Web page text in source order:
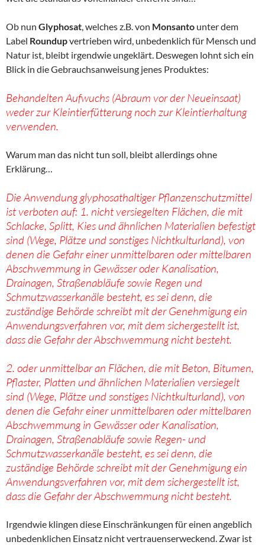
Ob nun Glyphosat, welches z.B. von Monsanto unter dem
Label Roundupvertrieben wird, unbedenklich für Mensch und
Natur ist, bleibt irgendwie ungeklärt. Deswegen lohnt sich ein
Blick in die Gebrauchsanweisung jenes Produktes:
Behandelten Aufwuchs (Abraum vor der Neueinsaat)
weder zur Kleintierfütterung noch zur Kleintierhaltung
verwenden.
Warum man das nicht tun soll, bleibt allerdings ohne
Erklärung…
Die Anwendung glyphosathaltiger Pflanzenschutzmittel
ist verboten auf: 1. nicht versiegelten Flächen, die mit
Schlacke, Splitt, Kies und ähnlichen Materialien befestigt
sind (Wege, Plätze und sonstiges Nichtkulturland), von
denen die Gefahr einer unmittelbaren oder mittelbaren
Abschwemmung in Gewässer oder Kanalisation,
Drainagen, Straßenabläufe sowie Regen und
Schmutzwasserkanäle besteht, es sei denn, die
zuständige Behörde schreibt mit der Genehmigung ein
Anwendungsverfahren vor, mit dem sichergestellt ist,
dass die Gefahr der Abschwemmung nicht besteht.
2. oder unmittelbar an Flächen, die mit Beton, Bitumen,
Pflaster, Platten und ähnlichen Materialien versiegelt
sind (Wege, Plätze und sonstiges Nichtkulturland), von
denen die Gefahr einer unmittelbaren oder mittelbaren
Abschwemmung in Gewässer oder Kanalisation,
Drainagen, Straßenabläufe sowie Regen- und
Schmutzwasserkanäle besteht, es sei denn, die
zuständige Behörde schreibt mit der Genehmigung ein
Anwendungsverfahren vor, mit dem sichergestellt ist,
dass die Gefahr der Abschwemmung nicht besteht.
Irgendwie klingen diese Einschränkungen für einen angeblich
unbedenklichen Einsatz nicht vertrauenserweckend. Zwar ist